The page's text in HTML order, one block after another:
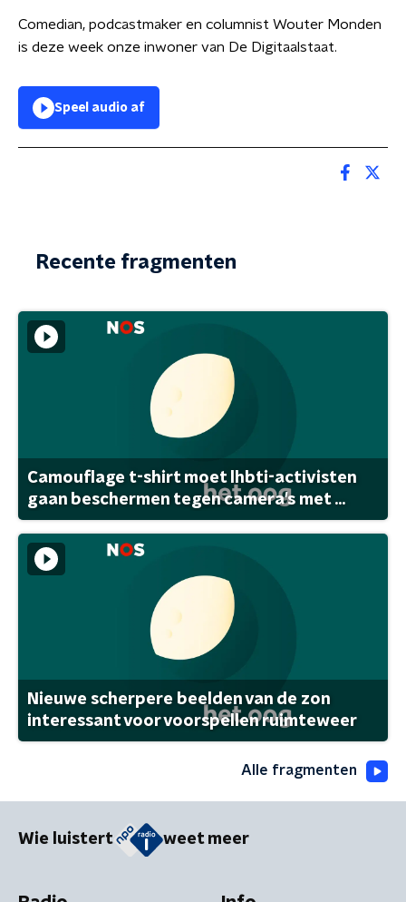
Comedian, podcastmaker en columnist Wouter Monden
is deze week onze inwoner van De Digitaalstaat.
Speel audio af
Recente fragmenten
Camouflage t-shirt moet lhbti-activisten
gaan beschermen tegen camera's met ...
Nieuwe scherpere beelden van de zon
interessant voor voorspellen ruimteweer
Alle fragmenten
Wie luistert weet meer